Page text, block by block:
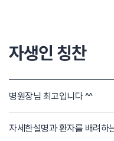
자생인 칭찬
병원장님 최고입니다 ^^
자세한설명과 환자를 배려하